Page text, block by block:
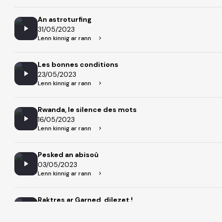
An astroturfing
31/05/2023
Lenn kinnig ar rann
Les bonnes conditions
23/05/2023
Lenn kinnig ar rann
Rwanda, le silence des mots
16/05/2023
Lenn kinnig ar rann
Pesked an abisoù
03/05/2023
Lenn kinnig ar rann
Raktres ar Garned, dilezet !